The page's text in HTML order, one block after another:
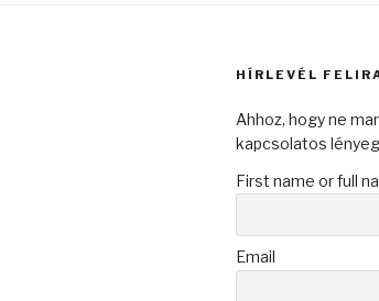
HÍRLEVÉL
Ahhoz, hogy ne
kapcsolatos
First name or full
Email